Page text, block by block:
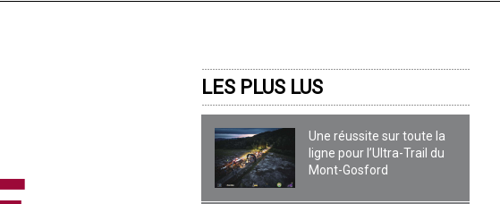
LES PLUS LUS
Une réussite sur toute la
ligne pour l’Ultra-Trail du
Mont-Gosford